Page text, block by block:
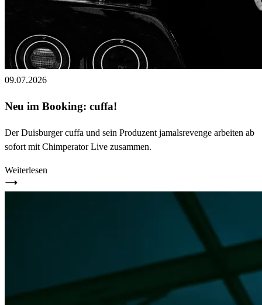
09.07.2026
Neu im Booking: cuffa!
Der Duisburger cuffa und sein Produzent jamalsrevenge arbeiten ab
sofort mit Chimperator Live zusammen.
Weiterlesen